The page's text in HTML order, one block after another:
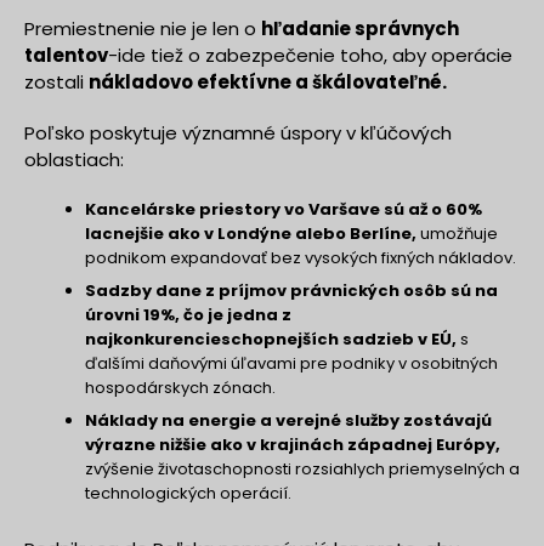
Premiestnenie nie je len o hľadanie správnych
talentov-ide tiež o zabezpečenie toho, aby operácie
zostali nákladovo efektívne a škálovateľné.
Poľsko poskytuje významné úspory v kľúčových
oblastiach:
Kancelárske priestory vo Varšave sú až o 60%
lacnejšie ako v Londýne alebo Berlíne, umožňuje
podnikom expandovať bez vysokých fixných nákladov.
Sadzby dane z príjmov právnických osôb sú na
úrovni 19%, čo je jedna z
najkonkurencieschopnejších sadzieb v EÚ, s
ďalšími daňovými úľavami pre podniky v osobitných
hospodárskych zónach.
Náklady na energie a verejné služby zostávajú
výrazne nižšie ako v krajinách západnej Európy,
zvýšenie životaschopnosti rozsiahlych priemyselných a
technologických operácií.